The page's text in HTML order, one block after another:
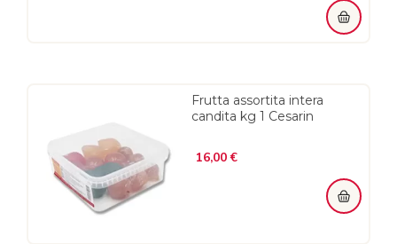
Frutta assortita intera
candita kg 1 Cesarin
16,00 €